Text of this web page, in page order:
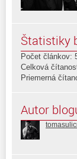
Štatistiky
Počet článkov:
Celková
Priemerná
Autor